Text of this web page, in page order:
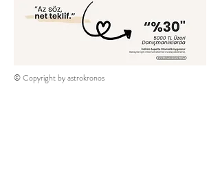
© Copyright by astrokronos